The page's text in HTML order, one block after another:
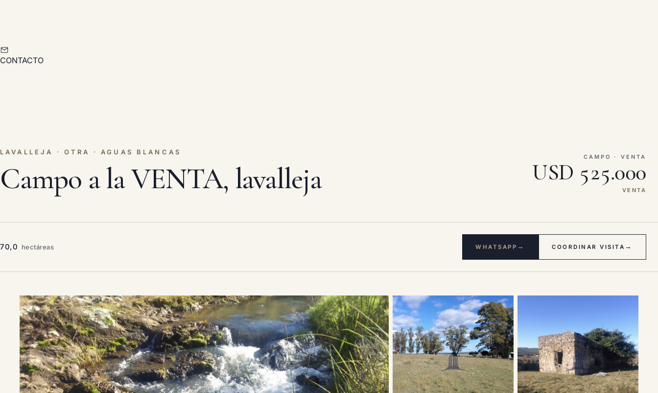
CONTACTO
LAVALLEJA · OTRA · AGUAS BLANCAS
Campo a la VENTA, lavalleja
CAMPO · VENTA
USD 525.000
VENTA
70,0 hectáreas WHATSAPP → COORDINAR VISITA →